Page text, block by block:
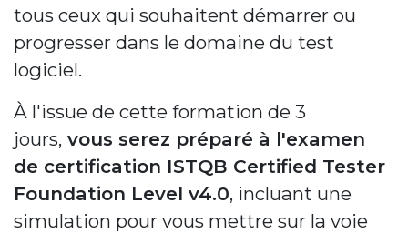
tous ceux qui souhaitent démarrer ou
progresser dans le domaine du test
logiciel.
À l'issue de cette formation de 3
jours, vous serez préparé à l'examen
de certification ISTQB Certified Tester
Foundation Level v4.0, incluant une
simulation pour vous mettre sur la voie